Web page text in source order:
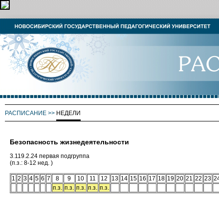
РАСПИСАНИЕ >> НЕДЕЛИ
Безопасность жизнедеятельности
3.119.2.24 первая подгруппа
(п.з.: 8-12 нед. )
1 2 3 4 5 6 7 8 9 10 11 12 13 14 15 16 17 18 19 20 21 22 23
п.з. п.з. п.з. п.з. п.з.